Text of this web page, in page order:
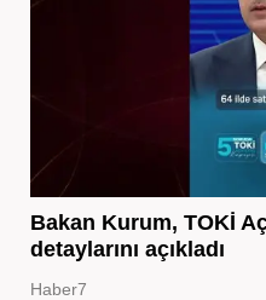
Bakan Kurum, TOKİ
detaylarını açıkladı
Haber7